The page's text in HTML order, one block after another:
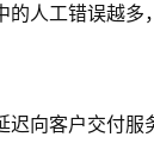
人工错误越多
向客户交付服